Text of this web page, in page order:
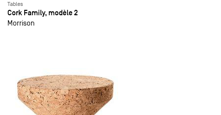
Tables
Cork Family, modèle 2
Morrison